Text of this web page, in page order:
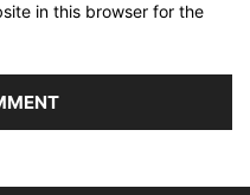
in this browser for the